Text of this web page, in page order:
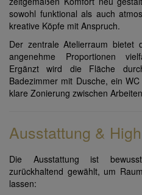
sowohl funktional als auch
kreative Köpfe mit Anspruch.
Der zentrale Atelierraum bietet
angenehme Proportionen
Ergänzt wird die Fläche
Badezimmer mit Dusche, ein
klare Zonierung zwischen
Ausstattung &
Die Ausstattung ist
zurückhaltend gewählt, um
lassen: